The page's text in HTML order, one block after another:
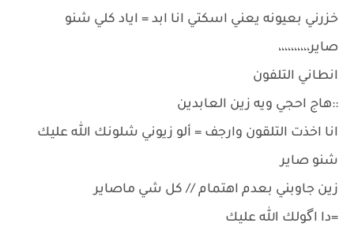
خزرني بعيونه يعني اسكتي انا ابد = اياد كلي شنو
صاير،،،،،،،،،،
انطاني التلفون
::هاج احجي ويه زين العابدين
انا اخذت التلقون وارجف = ألو زيوني شلونك الله عليك
شنو صاير
زين جاوبني بعدم اهتمام // كل شي ماصاير
=دا اگولك الله عليك